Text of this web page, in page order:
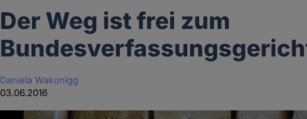
Der Weg ist frei zum
Daniela Wakonigg
03.06.2016